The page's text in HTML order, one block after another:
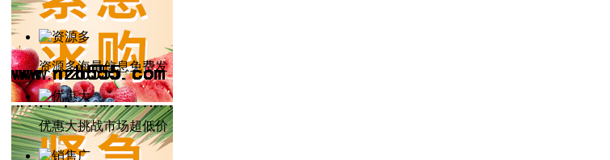
资源多海量信息免费发
优惠大挑战市场超低价